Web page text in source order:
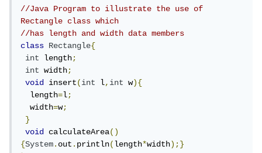
//Java Program to illustrate the use of
Rectangle class which
//has length and width data members
class
Rectangle{
int
length;
int width;
void insert(int l,int w){
  length
=l;
  width
=w;
}
void calculateArea()
{System.out.println(length*width);}